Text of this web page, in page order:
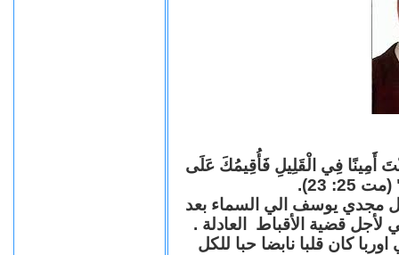
أَمِينًا فِي الْقَلِيلِ فَأُقِيمُكَ عَلَى
23).
مجدي يوسف الي السماء بعد
قضية الأقباط العادلة .
كان قلبا نابضا حبا للكل